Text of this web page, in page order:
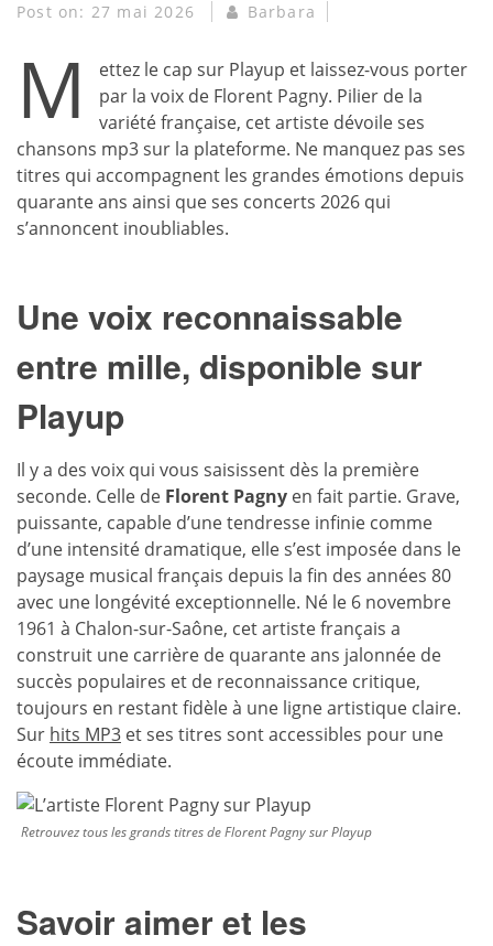
Post on: 27 mai 2026 Barbara
M
ettez le cap sur Playup et laissez-vous porter
par la voix de Florent Pagny. Pilier de la
variété française, cet artiste dévoile ses
chansons mp3 sur la plateforme. Ne manquez pas ses
titres qui accompagnent les grandes émotions depuis
quarante ans ainsi que ses concerts 2026 qui
s’annoncent inoubliables.
Une voix reconnaissable
entre mille, disponible sur
Playup
Il y a des voix qui vous saisissent dès la première
seconde. Celle de Florent Pagny en fait partie. Grave,
puissante, capable d’une tendresse infinie comme
d’une intensité dramatique, elle s’est imposée dans le
paysage musical français depuis la fin des années 80
avec une longévité exceptionnelle. Né le 6 novembre
1961 à Chalon-sur-Saône, cet artiste français a
construit une carrière de quarante ans jalonnée de
succès populaires et de reconnaissance critique,
toujours en restant fidèle à une ligne artistique claire.
Sur hits MP3 et ses titres sont accessibles pour une
écoute immédiate.
Retrouvez tous les grands titres de Florent Pagny sur Playup
Savoir aimer et les